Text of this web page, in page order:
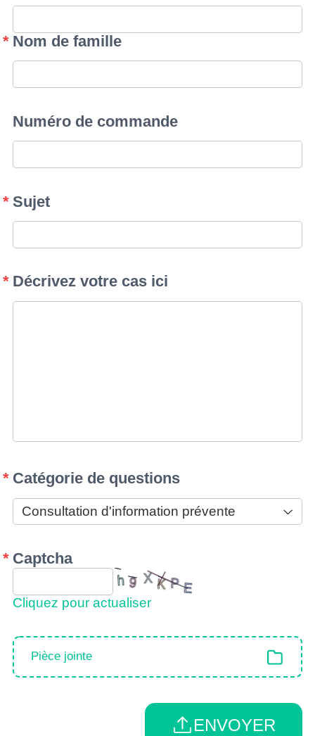
Nom de famille
Numéro de commande
Sujet
Décrivez votre cas ici
Catégorie de questions
Captcha
Cliquez pour actualiser
Pièce jointe
ENVOYER